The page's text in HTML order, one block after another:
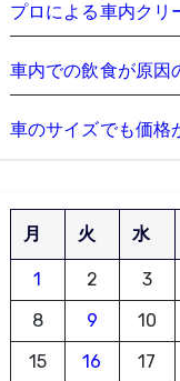
プロによる車内クリ
車内での飲食が原因
車のサイズでも価格
月 火 水
1 2 3
8
9 10
15
16 17